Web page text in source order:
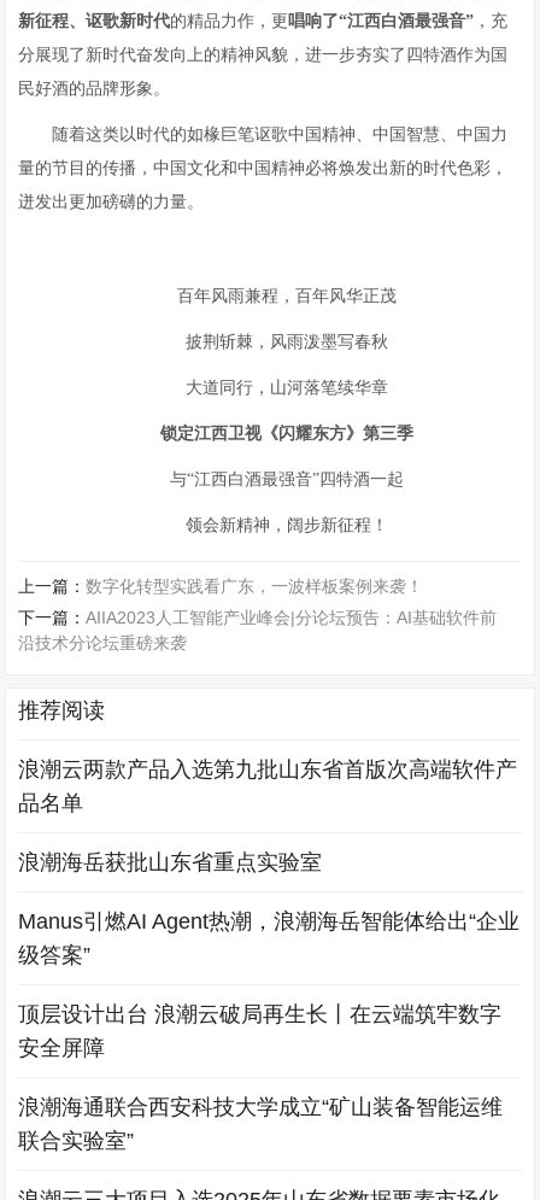
新征程、讴歌新时代的精品力作，更唱响了“江西白酒最强音” ，充
分展现了新时代奋发向上的精神风貌，进一步夯实了四特酒作为国
民好酒的品牌形象。
随着这类以时代的如椽巨笔讴歌中国精神、中国智慧、中国力
量的节目的传播，中国文化和中国精神必将焕发出新的时代色彩，
迸发出更加磅礴的力量。
百年风雨兼程，百年风华正茂
披荆斩棘，风雨泼墨写春秋
大道同行，山河落笔续华章
锁定江西卫视《闪耀东方》第三季
与“江西白酒最强音”四特酒一起
领会新精神，阔步新征程！
上一篇：数字化转型实践看广东，一波样板案例来袭！
下一篇：AIIA2023人工智能产业峰会|分论坛预告：AI基础软件前
沿技术分论坛重磅来袭
推荐阅读
浪潮云两款产品入选第九批山东省首版次高端软件产
品名单
浪潮海岳获批山东省重点实验室
Manus引燃AI Agent热潮，浪潮海岳智能体给出“企业
级答案”
顶层设计出台 浪潮云破局再生长丨在云端筑牢数字
安全屏障
浪潮海通联合西安科技大学成立“矿山装备智能运维
联合实验室”